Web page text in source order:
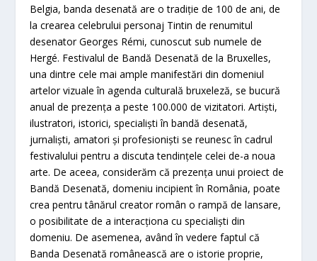
Belgia, banda desenată are o tradiție de 100 de ani, de
la crearea celebrului personaj Tintin de renumitul
desenator Georges Rémi, cunoscut sub numele de
Hergé. Festivalul de Bandă Desenată de la Bruxelles,
una dintre cele mai ample manifestări din domeniul
artelor vizuale în agenda culturală bruxeleză, se bucură
anual de prezența a peste 100.000 de vizitatori. Artiști,
ilustratori, istorici, specialiști în bandă desenată,
jurnaliști, amatori și profesioniști se reunesc în cadrul
festivalului pentru a discuta tendințele celei de-a noua
arte. De aceea, considerăm că prezența unui proiect de
Bandă Desenată, domeniu incipient în România, poate
crea pentru tânărul creator român o rampă de lansare,
o posibilitate de a interacționa cu specialiști din
domeniu. De asemenea, având în vedere faptul că
Banda Desenată românească are o istorie proprie,